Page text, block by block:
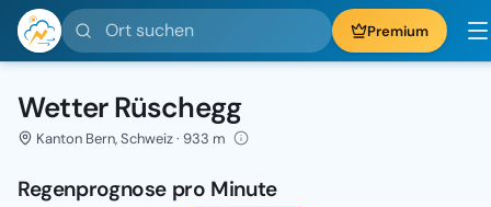
Ort suchen Premium
Wetter Rüschegg
Kanton Bern, Schweiz · 933 m
Regenprognose pro Minute